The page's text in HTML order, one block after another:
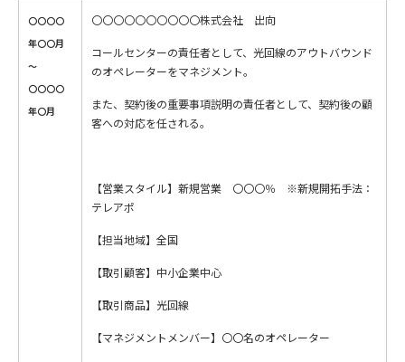
〇〇〇〇
年〇〇月
～
〇〇〇〇
年〇月
〇〇〇〇〇〇〇〇〇〇株式会社 出向
コールセンターの責任者として、光回線のアウトバウンド
のオペレーターをマネジメント。
また、契約後の重要事項説明の責任者として、契約後の顧
客への対応を任される。
【営業スタイル】新規営業 〇〇〇％ ※新規開拓手法：
テレアポ
【担当地域】全国
【取引顧客】中小企業中心
【取引商品】光回線
【マネジメントメンバー】〇〇名のオペレーター